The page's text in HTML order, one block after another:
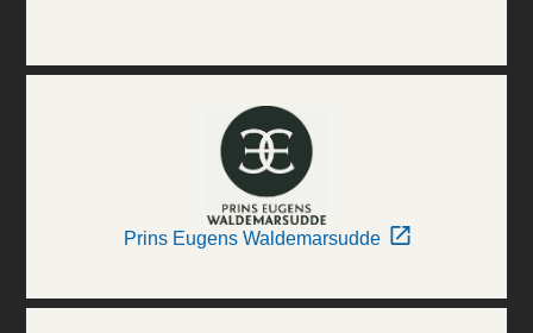
Prins Eugens Waldemarsudde